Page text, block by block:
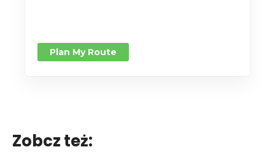
Plan My Route
Zobcz też: